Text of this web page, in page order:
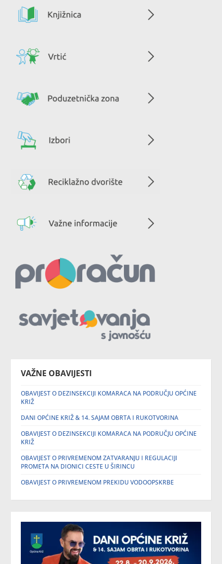
VAŽNE OBAVIJESTI
OBAVIJEST O DEZINSEKCIJI KOMARACA NA PODRUČJU OPĆINE
KRIŽ
DANI OPĆINE KRIŽ & 14. SAJAM OBRTA I RUKOTVORINA
OBAVIJEST O DEZINSEKCIJI KOMARACA NA PODRUČJU OPĆINE
KRIŽ
OBAVIJEST O PRIVREMENOM ZATVARANJU I REGULACIJI
PROMETA NA DIONICI CESTE U ŠIRINCU
OBAVIJEST O PRIVREMENOM PREKIDU VODOOPSKRBE